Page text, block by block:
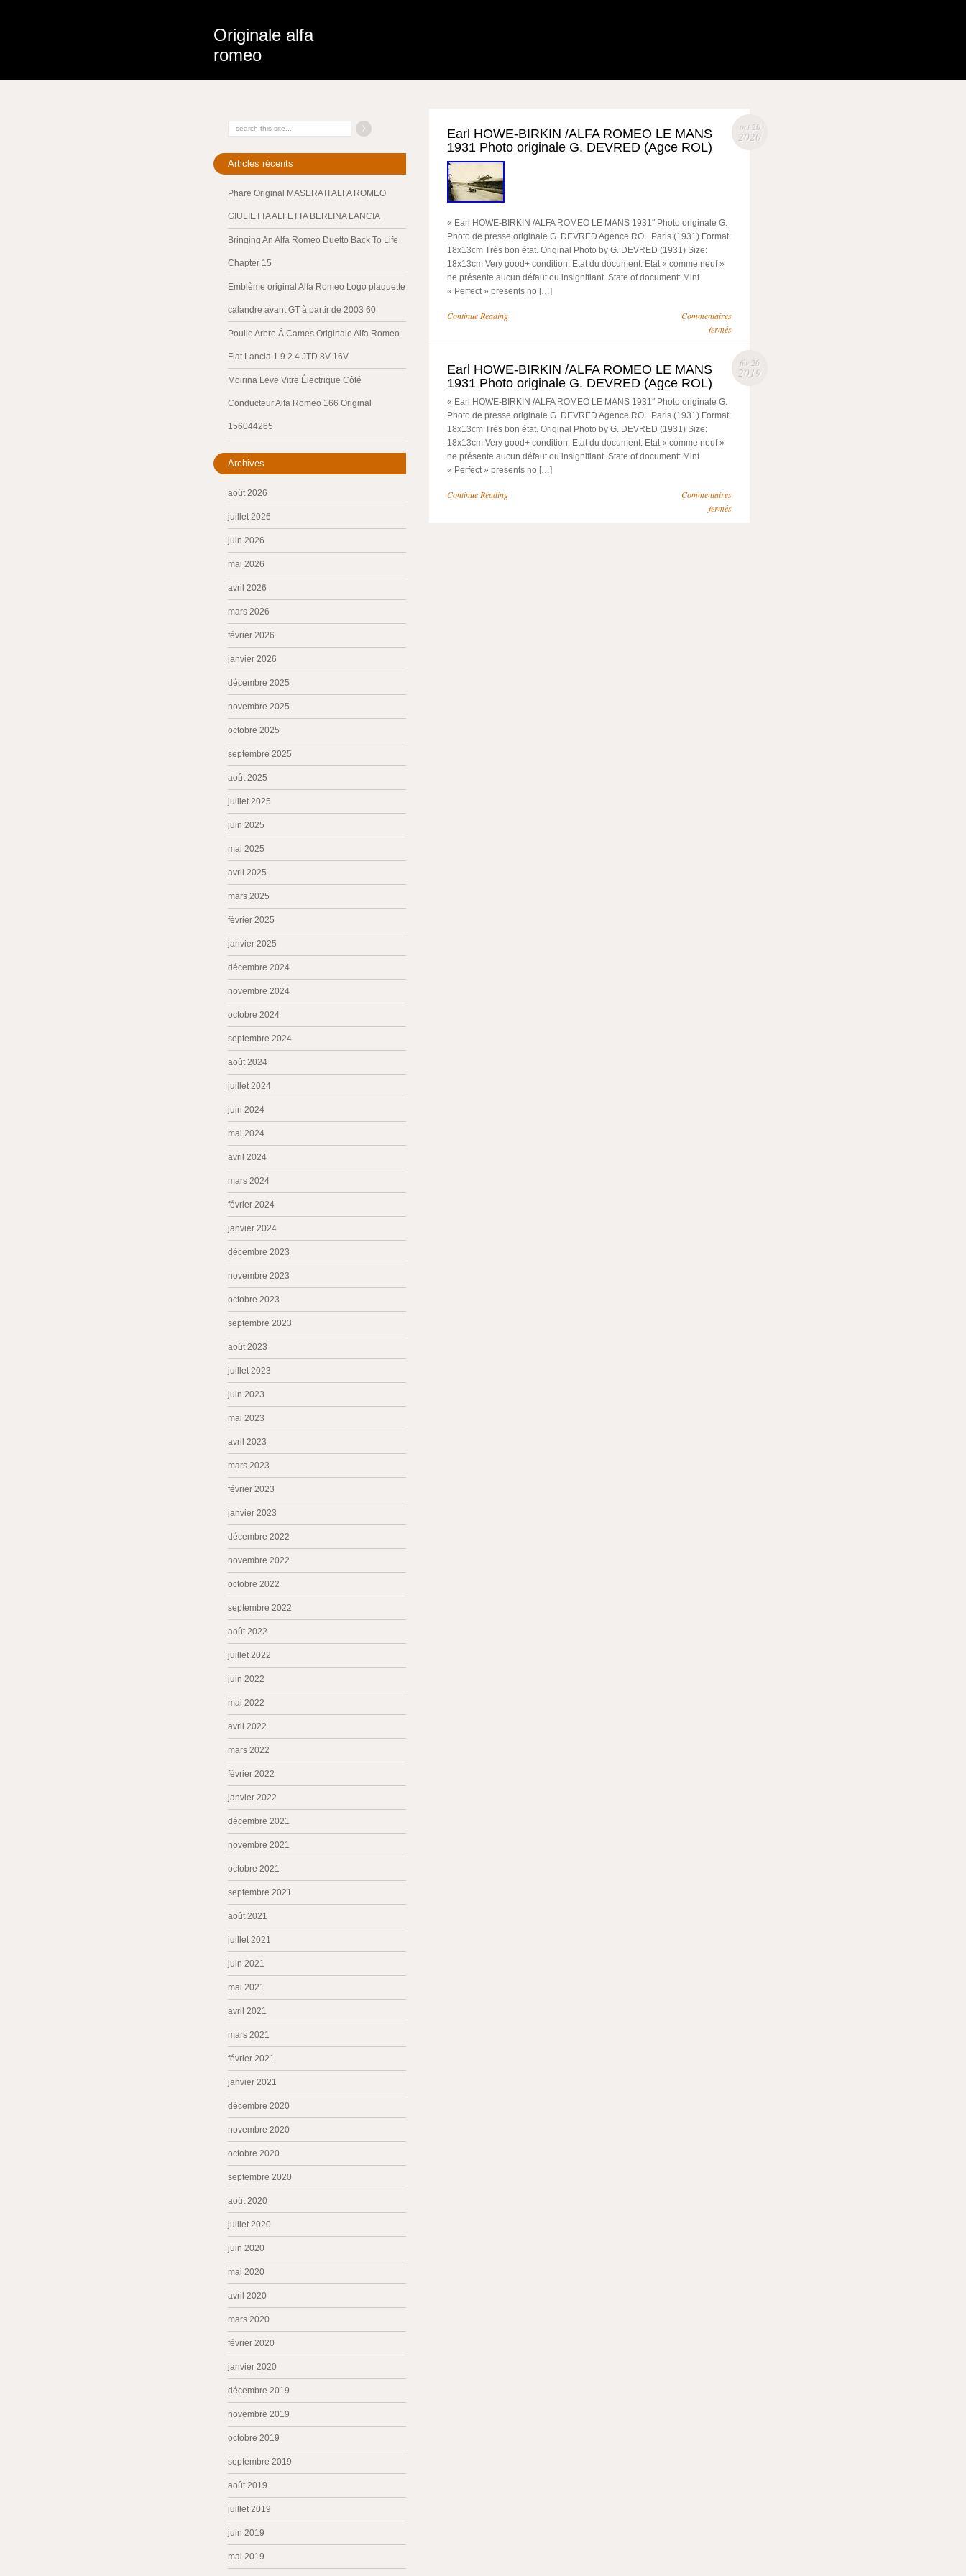
Originale alfa
romeo
oct 20
2020
Earl HOWE-BIRKIN /ALFA ROMEO LE MANS
1931 Photo originale G. DEVRED (Agce ROL)
« Earl HOWE-BIRKIN /ALFA ROMEO LE MANS 1931″ Photo originale G.
Photo de presse originale G. DEVRED Agence ROL Paris (1931) Format:
18x13cm Très bon état. Original Photo by G. DEVRED (1931) Size:
18x13cm Very good+ condition. Etat du document: Etat « comme neuf »
ne présente aucun défaut ou insignifiant. State of document: Mint
« Perfect » presents no […]
Continue Reading
Commentaires
fermés
fév 26
2019
Earl HOWE-BIRKIN /ALFA ROMEO LE MANS
1931 Photo originale G. DEVRED (Agce ROL)
« Earl HOWE-BIRKIN /ALFA ROMEO LE MANS 1931″ Photo originale G.
Photo de presse originale G. DEVRED Agence ROL Paris (1931) Format:
18x13cm Très bon état. Original Photo by G. DEVRED (1931) Size:
18x13cm Very good+ condition. Etat du document: Etat « comme neuf »
ne présente aucun défaut ou insignifiant. State of document: Mint
« Perfect » presents no […]
Continue Reading
Commentaires
fermés
Articles récents
Phare Original MASERATI ALFA ROMEO
GIULIETTA ALFETTA BERLINA LANCIA
Bringing An Alfa Romeo Duetto Back To Life
Chapter 15
Emblème original Alfa Romeo Logo plaquette
calandre avant GT à partir de 2003 60
Poulie Arbre À Cames Originale Alfa Romeo
Fiat Lancia 1.9 2.4 JTD 8V 16V
Moirina Leve Vitre Électrique Côté
Conducteur Alfa Romeo 166 Original
156044265
Archives
août 2026
juillet 2026
juin 2026
mai 2026
avril 2026
mars 2026
février 2026
janvier 2026
décembre 2025
novembre 2025
octobre 2025
septembre 2025
août 2025
juillet 2025
juin 2025
mai 2025
avril 2025
mars 2025
février 2025
janvier 2025
décembre 2024
novembre 2024
octobre 2024
septembre 2024
août 2024
juillet 2024
juin 2024
mai 2024
avril 2024
mars 2024
février 2024
janvier 2024
décembre 2023
novembre 2023
octobre 2023
septembre 2023
août 2023
juillet 2023
juin 2023
mai 2023
avril 2023
mars 2023
février 2023
janvier 2023
décembre 2022
novembre 2022
octobre 2022
septembre 2022
août 2022
juillet 2022
juin 2022
mai 2022
avril 2022
mars 2022
février 2022
janvier 2022
décembre 2021
novembre 2021
octobre 2021
septembre 2021
août 2021
juillet 2021
juin 2021
mai 2021
avril 2021
mars 2021
février 2021
janvier 2021
décembre 2020
novembre 2020
octobre 2020
septembre 2020
août 2020
juillet 2020
juin 2020
mai 2020
avril 2020
mars 2020
février 2020
janvier 2020
décembre 2019
novembre 2019
octobre 2019
septembre 2019
août 2019
juillet 2019
juin 2019
mai 2019